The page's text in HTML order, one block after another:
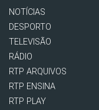
NOTÍCIAS
DESPORTO
TELEVISÃO
RÁDIO
RTP ARQUIVOS
RTP ENSINA
RTP PLAY